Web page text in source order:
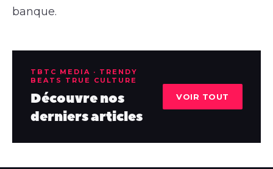
banque.
TBTC MEDIA · TRENDY
BEATS TRUE CULTURE
Découvre nos
derniers articles
VOIR TOUT